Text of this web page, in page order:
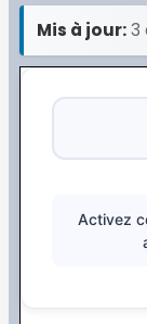
Mis à jour:3
Activez